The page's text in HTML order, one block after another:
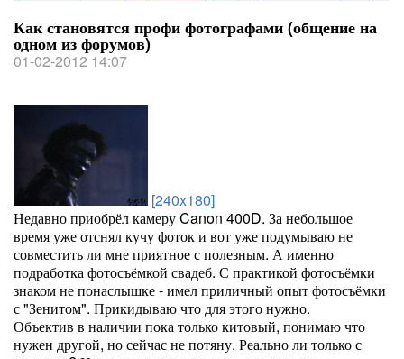
Как становятся профи фотографами (общение на
одном из форумов)
01-02-2012 14:07
[240x180]
Недавно приобрёл камеру Canon 400D. За небольшое
время уже отснял кучу фоток и вот уже подумываю не
совместить ли мне приятное с полезным. А именно
подработка фотосъёмкой свадеб. С практикой фотосъёмки
знаком не понаслышке - имел приличный опыт фотосъёмки
с "Зенитом". Прикидываю что для этого нужно.
Объектив в наличии пока только китовый, понимаю что
нужен другой, но сейчас не потяну. Реально ли только с